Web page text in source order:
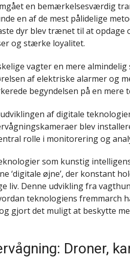
en bemærkelsesværdig
en af de mest pålidelige
dyr blev trænet til at
og stærke loyalitet.
vagter en mere
af elektriske alarmer og
begyndelsen på en
af digitale
blev
rolle i monitorering og
som kunstig
‘digitale øjne’, der konstant
liv. Denne udvikling fra
teknologiens fremmarch
gjort det muligt at beskytte
Droner,